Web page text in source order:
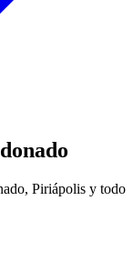
Piriápolis y todo